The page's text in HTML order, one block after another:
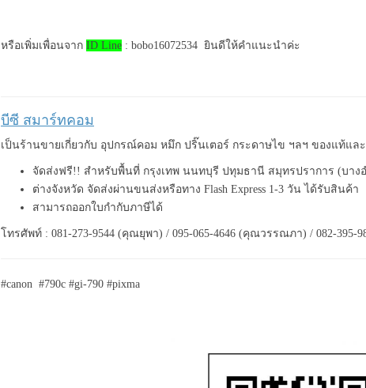
หรือเพิ่มเพื่อนจาก ID Line : bobo16072534 ยินดีให้คำแนะนำค่ะ
บีซี สมาร์ทคอม
เป็นร้านขายเกี่ยวกับ อุปกรณ์คอม หมึก ปริ๊นเตอร์ กระดาษไข ฯลฯ ของแท้แล
จัดส่งฟรี!! สำหรับพื้นที่ กรุงเทพ นนทบุรี ปทุมธานี สมุทรปราการ (บางอ
ต่างจังหวัด จัดส่งผ่านขนส่งหรือทาง Flash Express 1-3 วัน ได้รับสินค้า
สามารถออกใบกำกับภาษีได้
โทรศัพท์ : 081-273-9544 (คุณยุพา) / 095-065-4646 (คุณวรรณภา) / 082-395-
#canon #790c #gi-790 #pixma